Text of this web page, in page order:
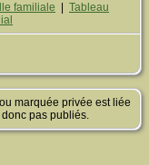
familiale
Tableau
marquée privée est liée
pas publiés.